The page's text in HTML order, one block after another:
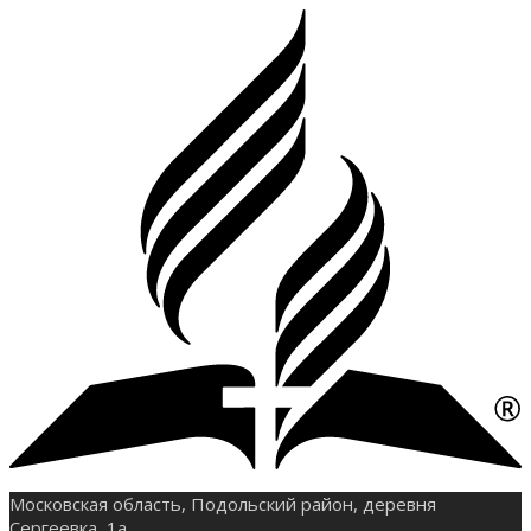
Московская область, Подольский район, деревня